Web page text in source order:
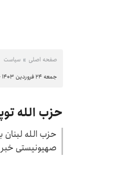
صفحه اصلی سیاست
جمعه ۲۴ فروردین ۱۴۰۳ - ۲۱:۳۷
حزب الله
حزب الله لبنان
صهیونیستی خبر